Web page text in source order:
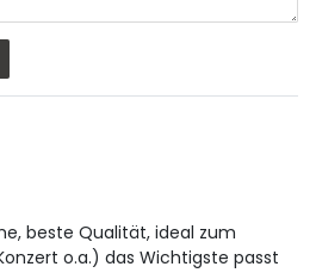
beste Qualität, ideal zum
o.a.) das Wichtigste passt